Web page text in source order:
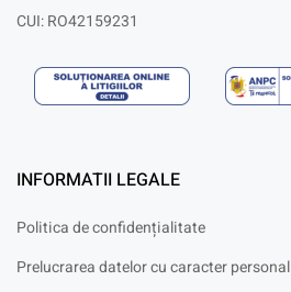
CUI: RO42159231
INFORMATII LEGALE
Politica de confidențialitate
Prelucrarea datelor cu caracter personal